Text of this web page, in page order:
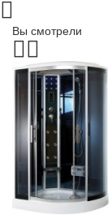
Вы смотрели